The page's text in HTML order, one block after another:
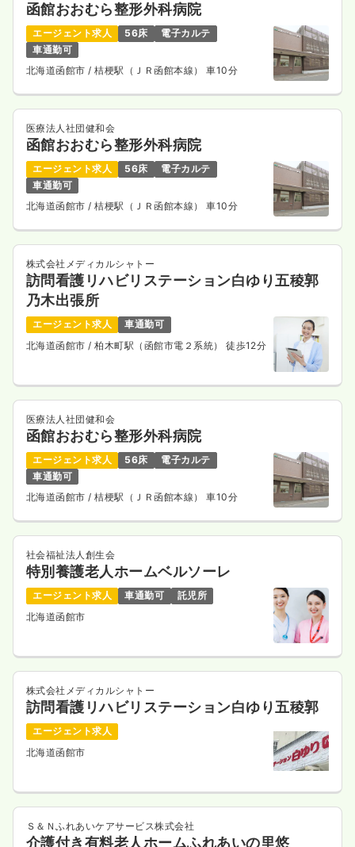
函館おおむら整形外科病院
エージェント求人 56床
電子カルテ
車通勤可
北海道函館市/ 桔梗駅（ＪＲ函館本線） 車10分
医療法人社団健和会
函館おおむら整形外科病院
エージェント求人 56床
電子カルテ
車通勤可
北海道函館市/ 桔梗駅（ＪＲ函館本線） 車10分
株式会社メディカルシャトー
訪問看護リハビリステーション白ゆり五稜郭
乃木出張所
エージェント求人
車通勤可
北海道函館市 / 柏木町駅（函館市電２系統） 徒歩12分
医療法人社団健和会
函館おおむら整形外科病院
エージェント求人 56床
電子カルテ
車通勤可
北海道函館市/ 桔梗駅（ＪＲ函館本線） 車10分
社会福祉法人創生会
特別養護老人ホームベルソーレ
エージェント求人 車通勤可
託児所
北海道函館市
株式会社メディカルシャトー
訪問看護リハビリステーション白ゆり五稜郭
エージェント求人
北海道函館市
Ｓ＆Ｎふれあいケアサービス株式会社
介護付き有料老人ホームふれあいの里悠